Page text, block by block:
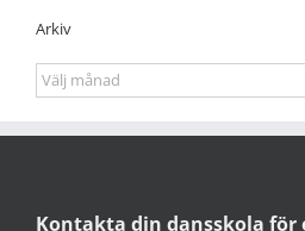
Arkiv
Arkiv
Kontakta din dansskola för